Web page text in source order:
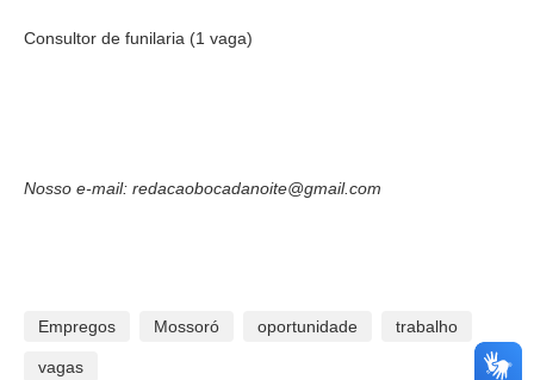
Consultor de funilaria (1 vaga)
Nosso e-mail: redacaobocadanoite@gmail.com
Empregos Mossoró oportunidade trabalho
vagas